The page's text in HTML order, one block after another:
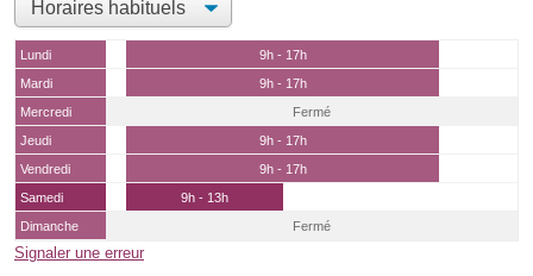
Lundi
9h - 17h
Mardi
9h - 17h
Mercredi
Fermé
Jeudi
9h - 17h
Vendredi
9h - 17h
Samedi
9h - 13h
Dimanche
Fermé
Signaler une erreur